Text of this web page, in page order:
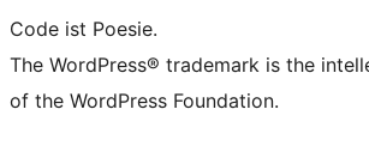
Code ist Poesie.
The WordPress® trademark is the
of the WordPress Foundation.